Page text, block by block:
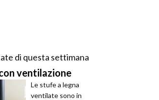
di questa settimana
ventilazione
Le stufe a legna
ventilate sono in